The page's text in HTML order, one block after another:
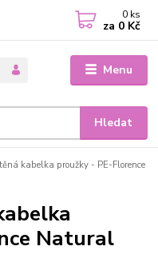
Menu
Hledat
0 ks
za 0 Kč
kabelka proužky - PE-Florence
Natural